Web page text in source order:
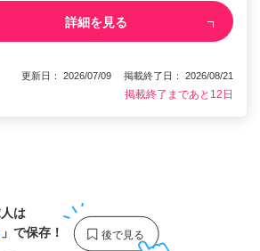
詳細を見る
更新日： 2026/07/09 掲載終了日： 2026/08/21
掲載終了まであと12日
は
」で保存！